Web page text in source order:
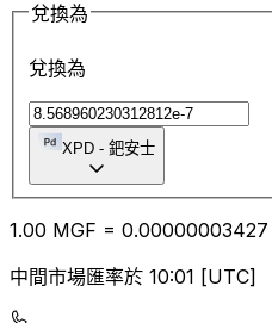
兌換為
兌換為
XPD - 鈀安士
1.00 MGF = 0.00000003427
中間市場匯率於 10:01 [UTC]